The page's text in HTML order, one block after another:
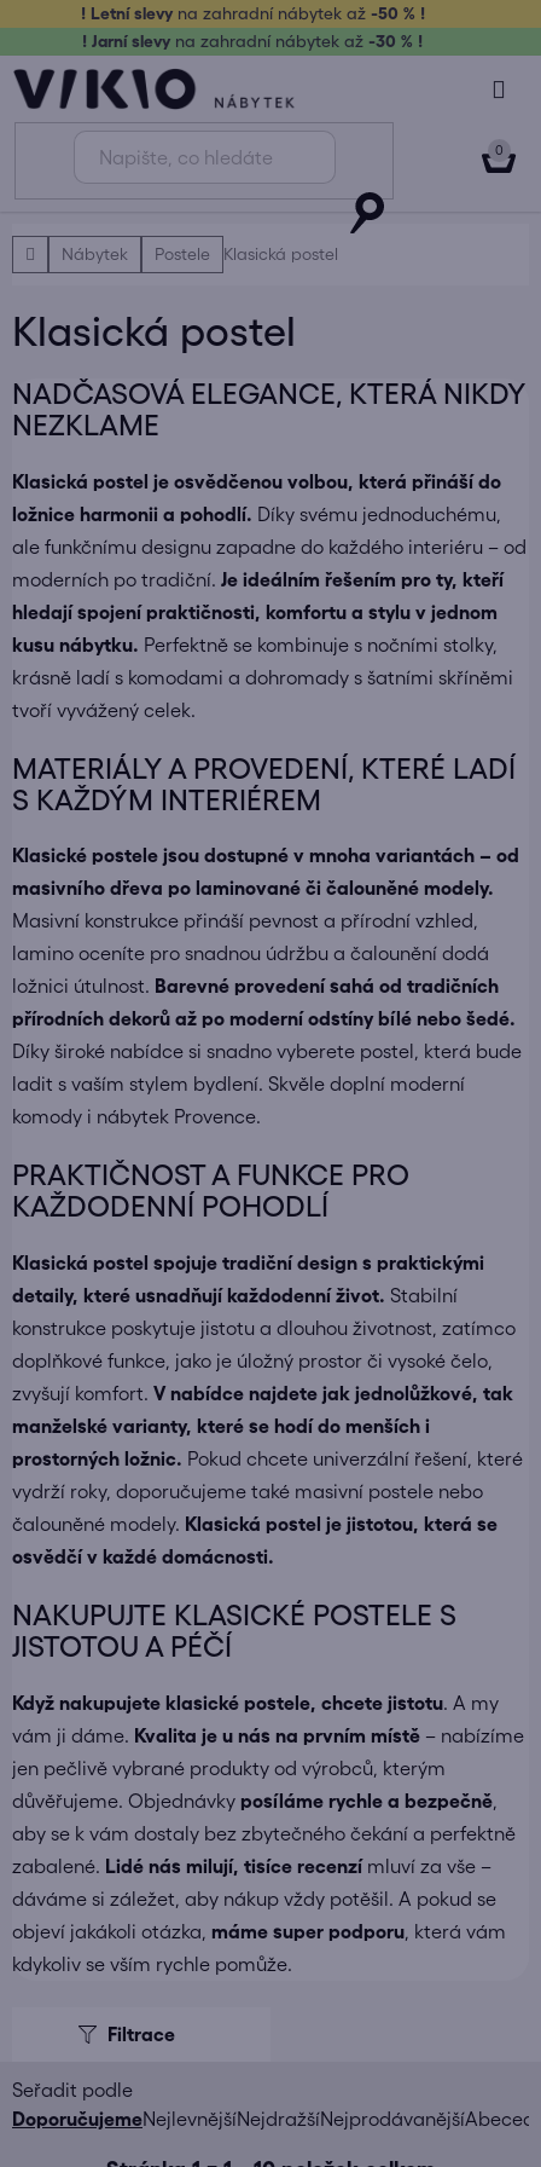
obsah
! Letní slevy na zahradní nábytek až-50 % !
! Jarní slevy na zahradní nábytek až -30 % !
DomůNábytek Postele Klasická postel
Klasická postel
NADČASOVÁ ELEGANCE, KTERÁ NIKDY
NEZKLAME
Klasická postel je osvědčenou volbou, která přináší do
ložnice harmonii a pohodlí. Díky svému jednoduchému,
ale funkčnímu designu zapadne do každého interiéru – od
moderních po tradiční. Je ideálním řešením pro ty, kteří
hledají spojení praktičnosti, komfortu a stylu v jednom
kusu nábytku. Perfektně se kombinuje s nočními stolky,
krásně ladí s komodami a dohromady s šatními skříněmi
tvoří vyvážený celek.
MATERIÁLY A PROVEDENÍ, KTERÉ LADÍ
S KAŽDÝM INTERIÉREM
Klasické postele jsou dostupné v mnoha variantách – od
masivního dřeva po laminované či čalouněné modely.
Masivní konstrukce přináší pevnost a přírodní vzhled,
lamino oceníte pro snadnou údržbu a čalounění dodá
ložnici útulnost. Barevné provedení sahá od tradičních
přírodních dekorů až po moderní odstíny bílé nebo šedé.
Díky široké nabídce si snadno vyberete postel, která bude
ladit s vaším stylem bydlení. Skvěle doplní moderní
komody i nábytek Provence.
PRAKTIČNOST A FUNKCE PRO
KAŽDODENNÍ POHODLÍ
Klasická postel spojuje tradiční design s praktickými
detaily, které usnadňují každodenní život. Stabilní
konstrukce poskytuje jistotu a dlouhou životnost, zatímco
doplňkové funkce, jako je úložný prostor či vysoké čelo,
zvyšují komfort. V nabídce najdete jak jednolůžkové, tak
manželské varianty, které se hodí do menších i
prostorných ložnic. Pokud chcete univerzální řešení, které
vydrží roky, doporučujeme také masivní postele nebo
čalouněné modely. Klasická postel je jistotou, která se
osvědčí v každé domácnosti.
NAKUPUJTE KLASICKÉ POSTELE S
JISTOTOU A PÉČÍ
Když nakupujete klasické postele, chcete jistotu. A my
vám ji dáme. Kvalita je u nás na prvním místě – nabízíme
jen pečlivě vybrané produkty od výrobců, kterým
důvěřujeme. Objednávky posíláme rychle a bezpečně
aby se k vám dostaly bez zbytečného čekání a perfektně
zabalené. Lidé nás milují, tisíce recenzímluví za vše –
dáváme si záležet, aby nákup vždy potěšil. A pokud se
objeví jakákoli otázka, máme super podporu , která vám
kdykoliv se vším rychle pomůže.
Ř
DoporučujemeNejlevnějšíNejdražšíNejprodávanější
p
i